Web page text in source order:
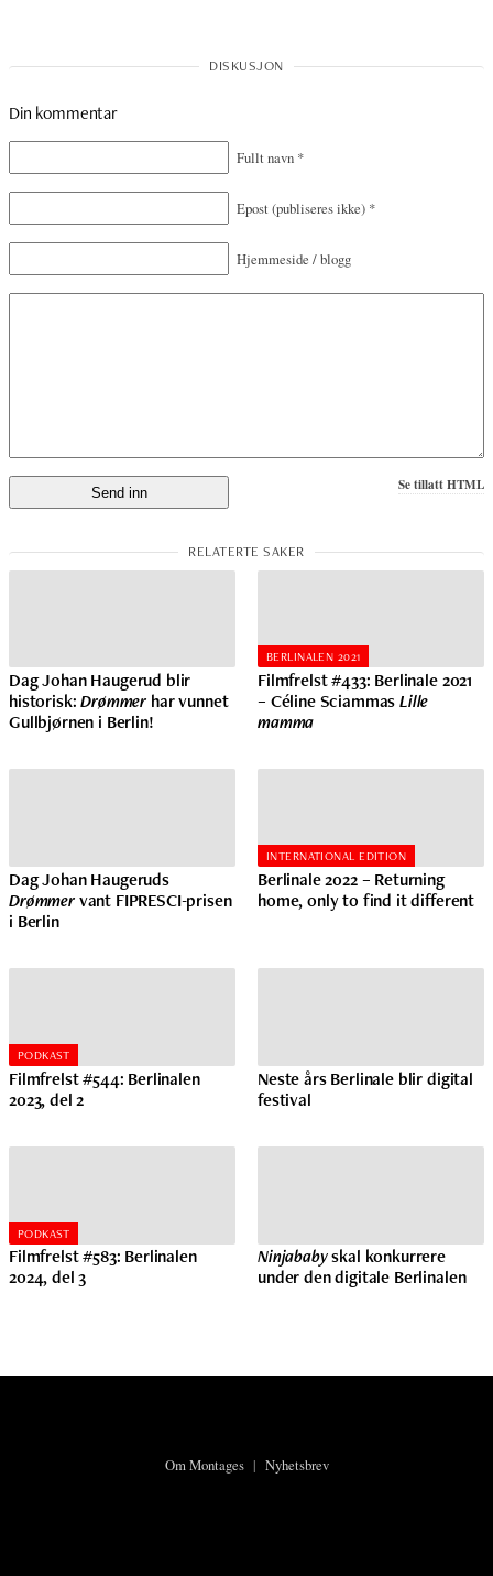
Din kommentar
Fullt navn *
Epost(publiseres ikke) *
Hjemmeside / blogg
Se tillatt HTML
Dag Johan Haugerud blir
historisk:Drømmer har vunnet
Gullbjørnen i Berlin!
BERLINALEN 2021
Filmfrelst #433: Berlinale 2021
– Céline SciammasLille
mamma
Dag Johan Haugeruds
Drømmervant FIPRESCI-prisen
i Berlin
INTERNATIONAL EDITION
Berlinale 2022 – Returning
home, only to find it different
PODKAST
Filmfrelst #544: Berlinalen
2023, del 2
Neste års Berlinale blir digital
festival
PODKAST
Filmfrelst #583: Berlinalen
2024, del 3
Ninjababyskal konkurrere
under den digitale Berlinalen
Om Montages| Nyhetsbrev